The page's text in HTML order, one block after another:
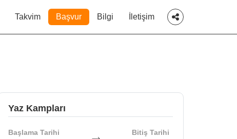
Takvim Başvur Bilgi İletişim
Yaz Kampları
Başlama Tarihi Bitiş Tarihi